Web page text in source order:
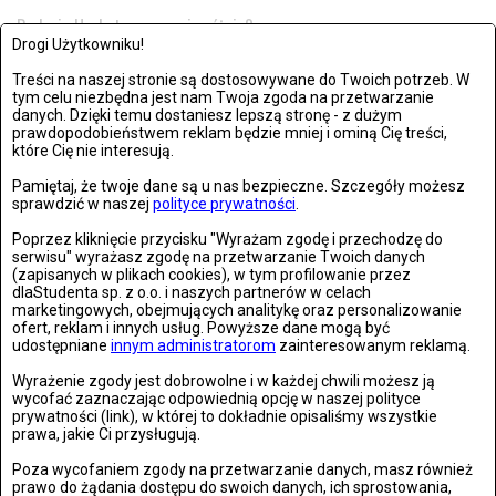
Drogi Użytkowniku!
Treści na naszej stronie są dostosowywane do Twoich potrzeb. W
tym celu niezbędna jest nam Twoja zgoda na przetwarzanie
danych. Dzięki temu dostaniesz lepszą stronę - z dużym
prawdopodobieństwem reklam będzie mniej i ominą Cię treści,
które Cię nie interesują.
Pamiętaj, że twoje dane są u nas bezpieczne. Szczegóły możesz
sprawdzić w naszej polityce prywatności
Poprzez kliknięcie przycisku "Wyrażam zgodę i przechodzę do
serwisu" wyrażasz zgodę na przetwarzanie Twoich danych
(zapisanych w plikach cookies), w tym profilowanie przez
dlaStudenta sp. z o.o. i naszych partnerów w celach
marketingowych, obejmujących analitykę oraz personalizowanie
ofert, reklam i innych usług. Powyższe dane mogą być
udostępniane innym administratorom zainteresowanym reklamą.
Wyrażenie zgody jest dobrowolne i w każdej chwili możesz ją
wycofać zaznaczając odpowiednią opcję w naszej polityce
prywatności (link), w której to dokładnie opisaliśmy wszystkie
prawa, jakie Ci przysługują.
Poza wycofaniem zgody na przetwarzanie danych, masz również
prawo do żądania dostępu do swoich danych, ich sprostowania,
Rodzaje Herbat – czym się różnią?
Poznaj...
INNE
CZWARTEK, 30 LISTOPADAA 2017, 14:24
Jak być aktywną i dobrze wyglądać? Bezpłatne warsztaty!